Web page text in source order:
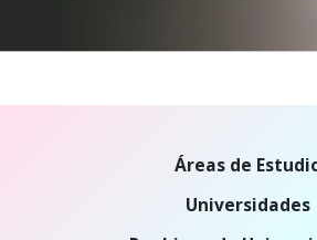
Áreas de
Universidades